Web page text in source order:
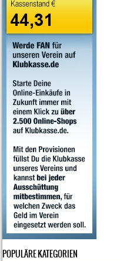
POPULÄRE KATEGORIEN